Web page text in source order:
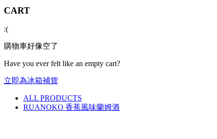
CART
:(
購物車好像空了
Have you ever felt like an empty cart?
立即為冰箱補貨
ALL PRODUCTS
RUANOKO 香蕉風味蘭姆酒